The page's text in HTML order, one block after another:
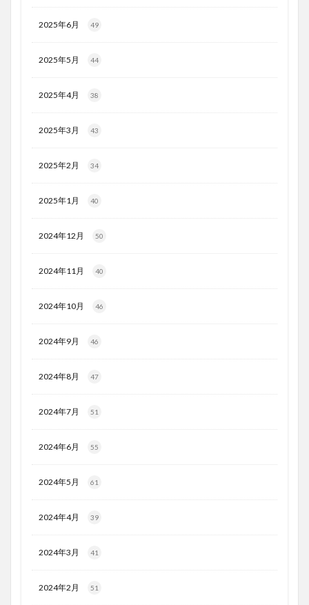
2025年6月 49
2025年5月 44
2025年4月 38
2025年3月 43
2025年2月 34
2025年1月 40
2024年12月 50
2024年11月 40
2024年10月 46
2024年9月 46
2024年8月 47
2024年7月 51
2024年6月 55
2024年5月 61
2024年4月 39
2024年3月 41
2024年2月 51